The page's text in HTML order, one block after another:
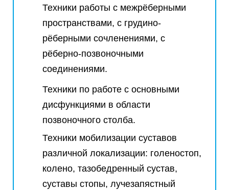
Техники работы с межрёберными
пространствами, с грудино-
рёберными сочленениями, с
рёберно-позвоночными
соединениями.
Техники по работе с основными
дисфункциями в области
позвоночного столба.
Техники мобилизации суставов
различной локализации: голеностоп,
колено, тазобедренный сустав,
суставы стопы, лучезапястный